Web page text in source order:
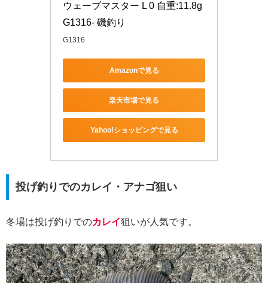
ウェーブマスター L 0 自重:11.8g
G1316- 磯釣り
G1316
Amazonで見る
楽天市場で見る
Yahoo!ショッピングで見る
投げ釣りでのカレイ・アナゴ狙い
冬場は投げ釣りでのカレイ狙いが人気です。